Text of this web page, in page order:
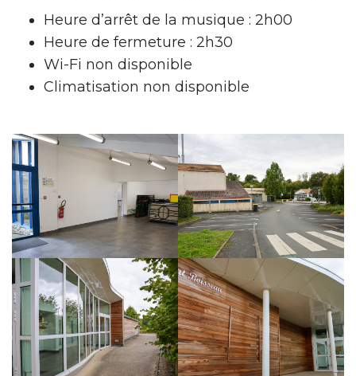
Heure d’arrêt de la musique : 2h00
Heure de fermeture : 2h30
Wi-Fi non disponible
Climatisation non disponible